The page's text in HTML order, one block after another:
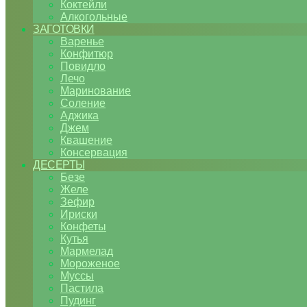
Коктейли
Алкогольные
ЗАГОТОВКИ
Варенье
Конфитюр
Повидло
Лечо
Маринование
Соление
Аджика
Джем
Квашение
Консервация
ДЕСЕРТЫ
Безе
Желе
Зефир
Ириски
Конфеты
Кутья
Мармелад
Мороженое
Муссы
Пастила
Пудинг